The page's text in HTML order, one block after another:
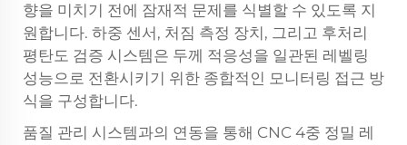
향을 미치기 전에 잠재적 문제를 식별할 수 있도록 지
원합니다. 하중 센서, 처짐 측정 장치, 그리고 후처리
평탄도 검증 시스템은 두께 적응성을 일관된 레벨링
성능으로 전환시키기 위한 종합적인 모니터링 접근 방
식을 구성합니다.
품질 관리 시스템과의 연동을 통해 CNC 4중 정밀 레